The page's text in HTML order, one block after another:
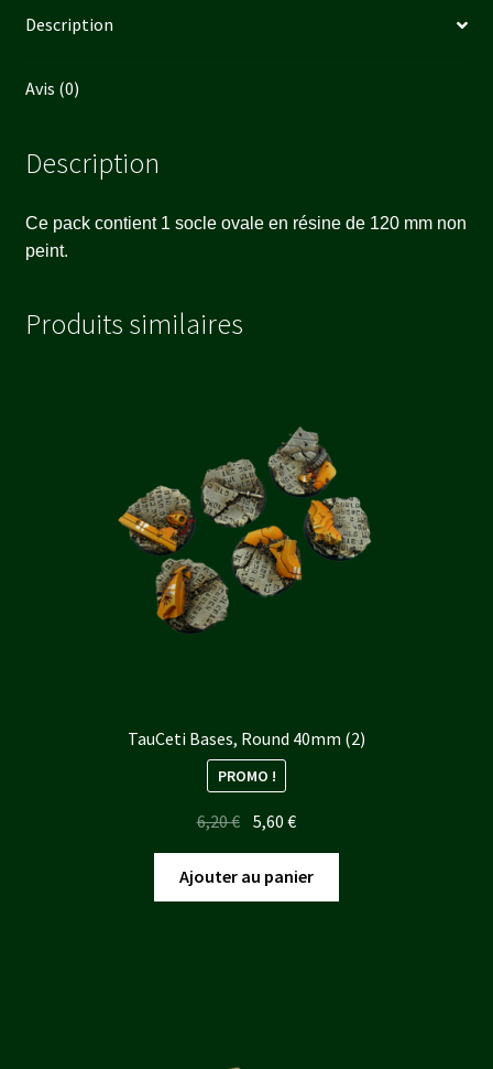
Description
Avis (0)
Description
Ce pack contient 1 socle ovale en résine de 120 mm non
peint.
Produits similaires
TauCeti Bases, Round 40mm (2)
PROMO !
6,20€ Le
initial
était :
5,60€Le
actuel
est :
Ajouter au panier